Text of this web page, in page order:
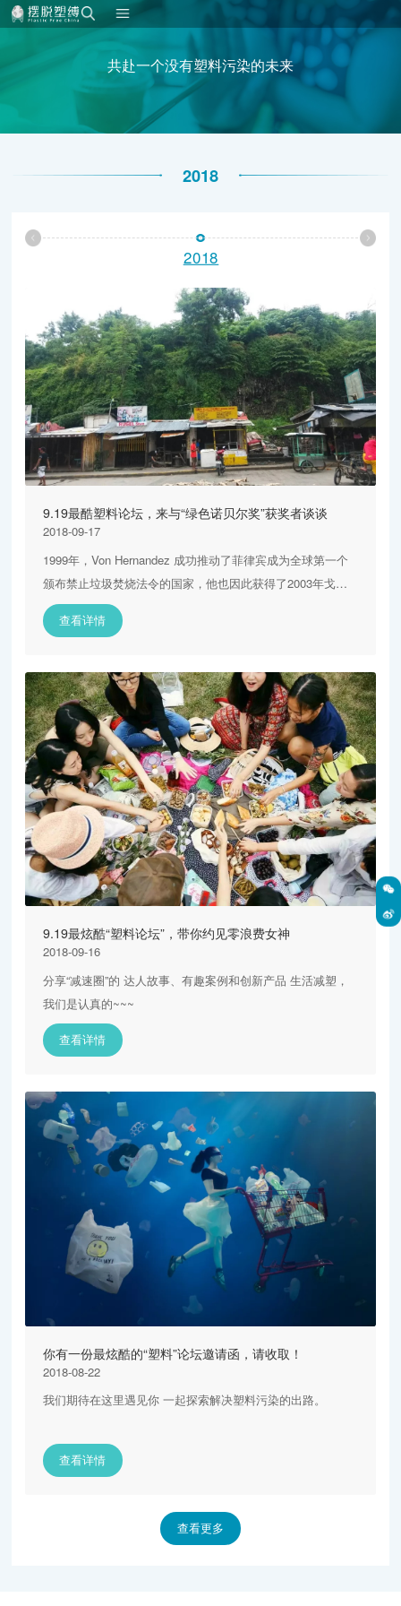
共赴一个没有塑料污染的未来
2018
2018
9.19最酷塑料论坛，来与“绿色诺贝尔奖”获奖者谈谈
2018-09-17
1999年，Von Hernandez 成功推动了菲律宾成为全球第一个
颁布禁止垃圾焚烧法令的国家，他也因此获得了2003年戈德曼
环境奖。2007年，Hernandez 又被时代杂志授予环境英雄的
称号。
查看详情
9.19最炫酷“塑料论坛”，带你约见零浪费女神
2018-09-16
分享“减速圈”的 达人故事、有趣案例和创新产品 生活减塑，
我们是认真的~~~
查看详情
你有一份最炫酷的“塑料”论坛邀请函，请收取！
2018-08-22
我们期待在这里遇见你 一起探索解决塑料污染的出路。
查看详情
查看更多